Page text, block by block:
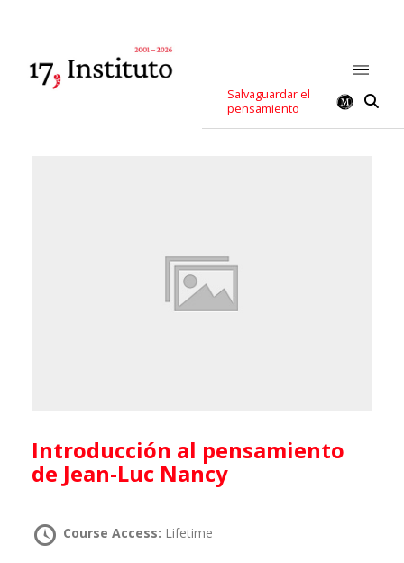
Salvaguardar el
pensamiento
Introducción al pensamiento
de Jean-Luc Nancy
Course Access: Lifetime